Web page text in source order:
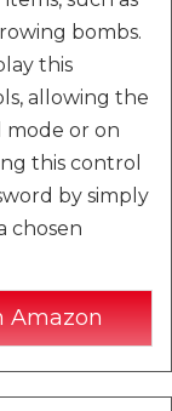
bombs.
this
allowing the
mode or on
this control
by simply
chosen
Amazon